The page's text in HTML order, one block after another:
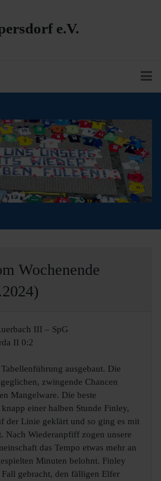
e.V.
Wochenende
III – SpG
II 0:2
ausgebaut. Die
zwingende Chancen
Mangelware. Die beste
einer halben Stunde Finley,
der Linie geklärt und so ging es mit
Nach Wiederanpfiff zogen unsere
das Tempo etwas mehr an
Minuten belohnt. Finley
gebracht, den fälligen Elfer